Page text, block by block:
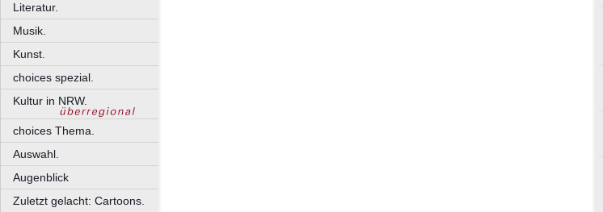
Literatur.
Musik.
Kunst.
choices spezial.
Kultur in NRW.
choices Thema.
Auswahl.
Augenblick
Zuletzt gelacht: Cartoons.